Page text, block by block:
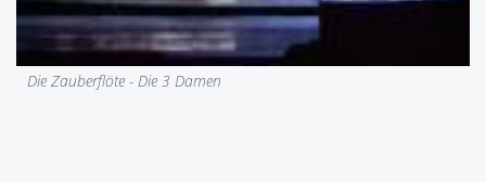
Die Zauberflöte - Die 3 Damen